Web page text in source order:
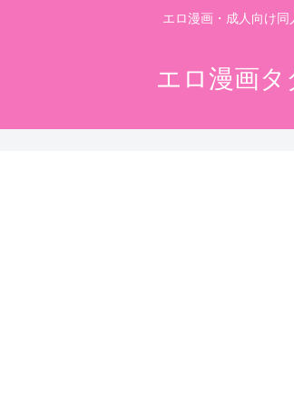
エロ漫画・成人向け
エロ漫画タ